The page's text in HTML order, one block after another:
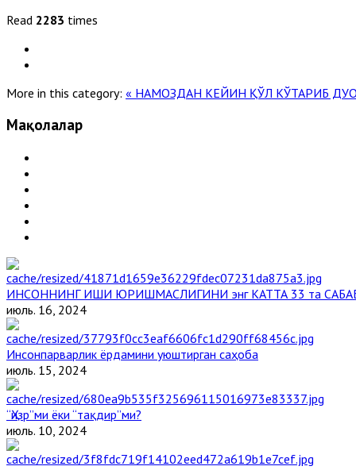
Read 2283 times
More in this category: « НАМОЗДАН КЕЙИН ҚЎЛ КЎТАРИБ
Мақолалар
ИНСОННИНГ ИШИ ЮРИШМАСЛИГИНИ энг КАТТА 33 та
июль. 16, 2024
Инсонпарварлик ёрдамини уюштирган саҳоба
июль. 15, 2024
“Ҳизр”ми ёки “тақдир”ми?
июль. 10, 2024